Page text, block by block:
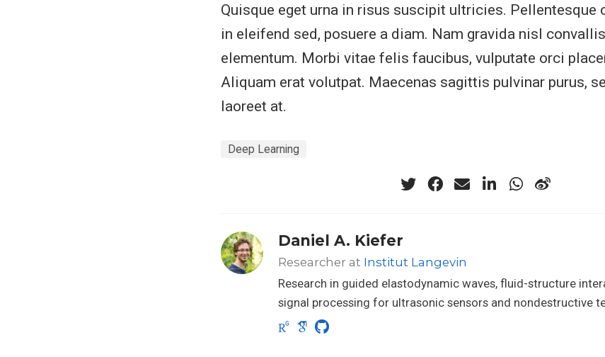
Quisque eget urna in risus suscipit ultricies. Pellentesque
in eleifend sed, posuere a diam. Nam gravida nisl
elementum. Morbi vitae felis faucibus, vulputate orci
Aliquam erat volutpat. Maecenas sagittis pulvinar purus,
laoreet at.
Deep Learning
Daniel A. Kiefer
Researcher at Institut Langevin
Research in guided elastodynamic waves, fluid-structure
signal processing for ultrasonic sensors and nondestructive